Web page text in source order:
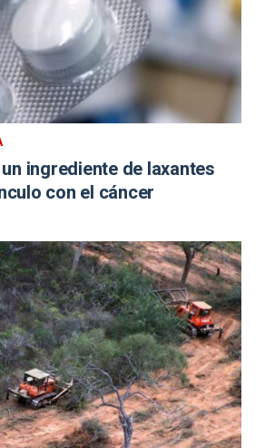
ingrediente de laxantes
con el cáncer